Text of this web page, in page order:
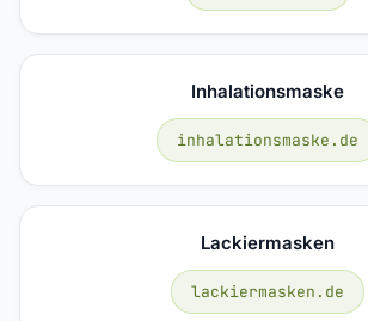
Inhalationsmaske
inhalationsmaske.de
Lackiermasken
lackiermasken.de